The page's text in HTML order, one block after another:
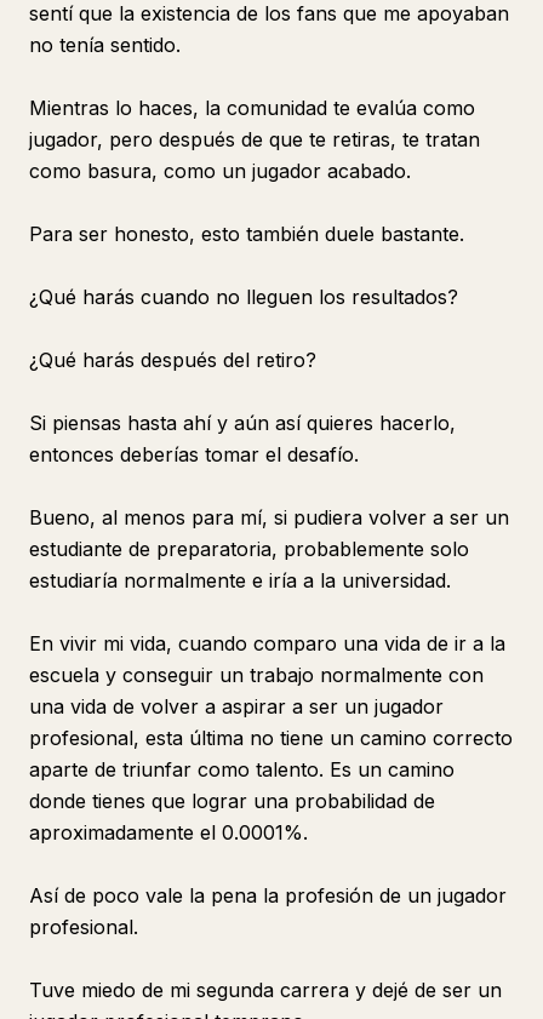
sentí que la existencia de los fans que me apoyaban
no tenía sentido.
Mientras lo haces, la comunidad te evalúa como
jugador, pero después de que te retiras, te tratan
como basura, como un jugador acabado.
Para ser honesto, esto también duele bastante.
¿Qué harás cuando no lleguen los resultados?
¿Qué harás después del retiro?
Si piensas hasta ahí y aún así quieres hacerlo,
entonces deberías tomar el desafío.
Bueno, al menos para mí, si pudiera volver a ser un
estudiante de preparatoria, probablemente solo
estudiaría normalmente e iría a la universidad.
En vivir mi vida, cuando comparo una vida de ir a la
escuela y conseguir un trabajo normalmente con
una vida de volver a aspirar a ser un jugador
profesional, esta última no tiene un camino correcto
aparte de triunfar como talento. Es un camino
donde tienes que lograr una probabilidad de
aproximadamente el 0.0001%.
Así de poco vale la pena la profesión de un jugador
profesional.
Tuve miedo de mi segunda carrera y dejé de ser un